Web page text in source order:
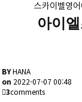
스카이벨영
아이
BYHANA
on 2022-07-07 00:48
3comments